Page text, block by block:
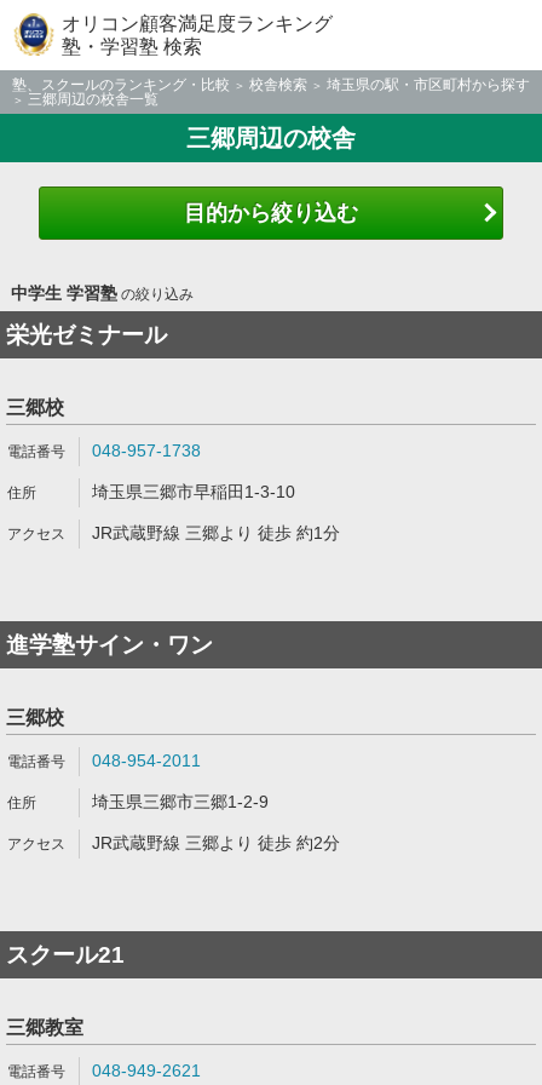
オリコン顧客満足度ランキング
塾・学習塾 検索
塾、スクールのランキング・比較 校舎検索
埼玉県の駅・市区町村から探す
三郷周辺の校舎一覧
三郷周辺の校舎
目的から絞り込む
中学生 学習塾の絞り込み
栄光ゼミナール
三郷校
048-957-1738
埼玉県三郷市早稲田1-3-10
JR武蔵野線 三郷より 徒歩 約1分
進学塾サイン・ワン
三郷校
048-954-2011
埼玉県三郷市三郷1-2-9
JR武蔵野線 三郷より 徒歩 約2分
スクール21
三郷教室
048-949-2621